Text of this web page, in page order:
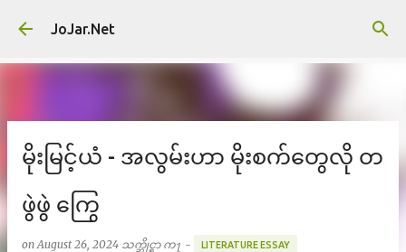
JoJar.Net
မိုးမြင့်ယံ - အလွမ်းဟာ မိုးစက်တွေလို တ
ဖွဲဖွဲ ကြွေ
on August 26, 2024 သက္ဆိုင္ရာ က႑ - LITERATURE ESSAY